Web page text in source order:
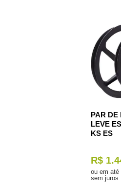
PAR DE
LEVE
KS ES
R$
ou em até
sem juros